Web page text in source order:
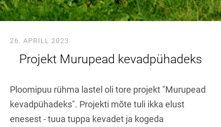
26. APRILL 2023
Projekt Murupead kevadpühadeks
Ploomipuu rühma lastel oli tore projekt "Murupead
kevadpühadeks". Projekti mõte tuli ikka elust
enesest - tuua tuppa kevadet ja kogeda